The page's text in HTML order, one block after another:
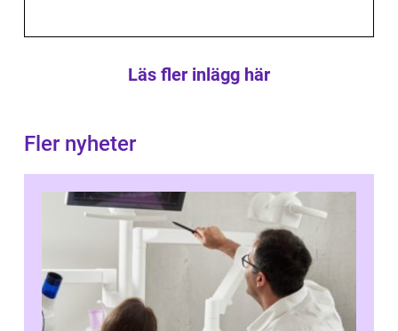
Läs fler inlägg här
Fler nyheter